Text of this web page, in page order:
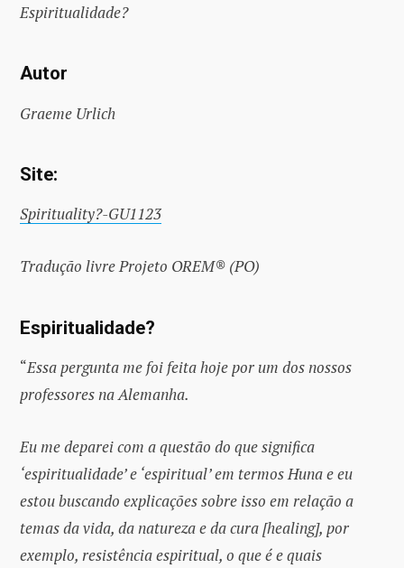
Espiritualidade?
Autor
Graeme Urlich
Site:
Spirituality?-GU1123
Tradução livre Projeto OREM® (PO)
Espiritualidade?
“Essa pergunta me foi feita hoje por um dos nossos
professores na Alemanha.
Eu me deparei com a questão do que significa
‘espiritualidade’ e ‘espiritual’ em termos Huna e eu
estou buscando explicações sobre isso em relação a
temas da vida, da natureza e da cura [healing], por
exemplo, resistência espiritual, o que é e quais